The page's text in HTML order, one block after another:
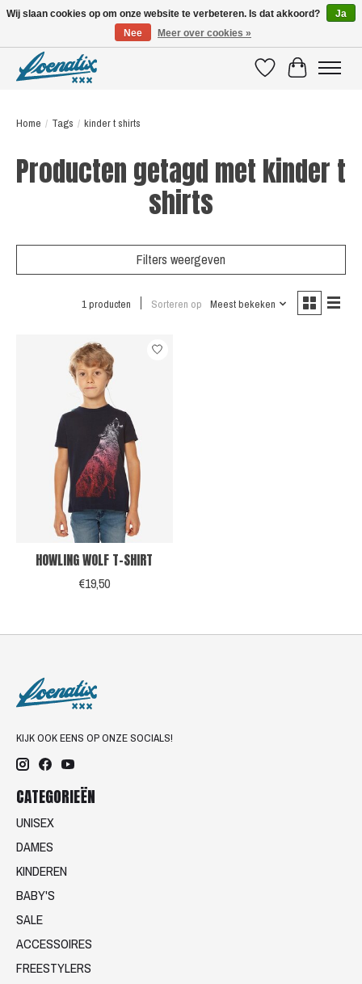
VerlanglijstWinkelwagen
Home / Tags / kinder t shirts
Producten getagd met kinder t
shirts
Filters weergeven
1 producten Sorteren op Meest bekeken
HOWLING WOLF T-SHIRT
€19,50
KIJK OOK EENS OP ONZE SOCIALS!
CATEGORIEËN
UNISEX
DAMES
KINDEREN
BABY'S
SALE
ACCESSOIRES
FREESTYLERS
Wij slaan cookies op om onze website te verbeteren. Is dat akkoord?
Ja
Nee
Meer over cookies »